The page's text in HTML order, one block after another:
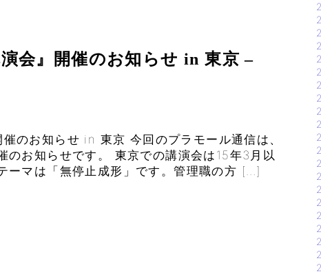
会』開催のお知らせ in 東京 –
のお知らせ in 東京 今回のプラモール通信は、
のお知らせです。 東京での講演会は15年3月以
ーマは「無停止成形」です。管理職の方 […]